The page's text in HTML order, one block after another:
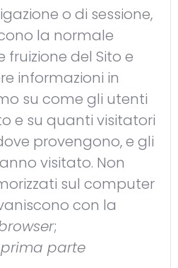
o di sessione,
la normale
fruizione del Sito e
informazioni in
su come gli utenti
e su quanti visitatori
provengono, e gli
visitato. Non
sul computer
con la
;
parte